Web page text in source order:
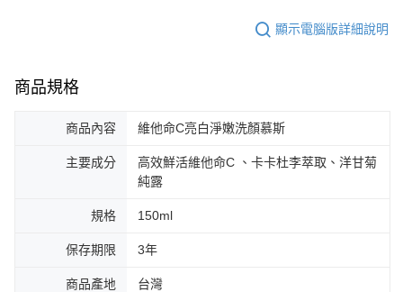
顯示電腦版詳細說明
商品規格
商品內容 維他命C亮白淨嫩洗顏慕斯
主要成分
高效鮮活維他命C 、卡卡杜李萃取、洋甘菊
純露
規格 150ml
保存期限 3年
商品產地 台灣